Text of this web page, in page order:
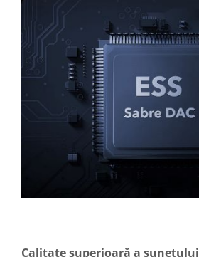
Calitate superioară a sunetului